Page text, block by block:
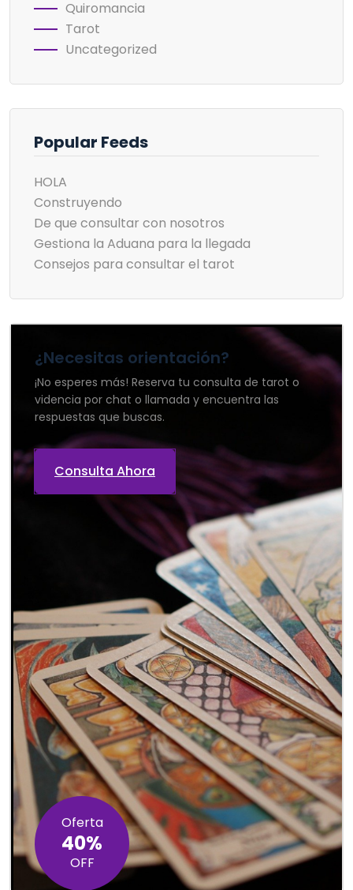
Quiromancia
Tarot
Uncategorized
Popular Feeds
HOLA
Construyendo
De que consultar con nosotros
Gestiona la Aduana para la llegada
Consejos para consultar el tarot
¿Necesitas orientación?
¡No esperes más! Reserva tu consulta de tarot o
videncia por chat o llamada y encuentra las
respuestas que buscas.
Consulta Ahora
Oferta
40%
OFF